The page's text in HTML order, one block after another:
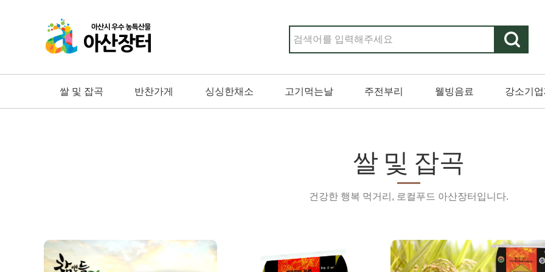
쌀 및 잡곡 반찬가게 싱싱한채소 고기먹는날 주전부리 웰빙음료 강소기
쌀 및 잡곡
건강한 행복 먹거리, 로컬푸드 아산장터입니다.